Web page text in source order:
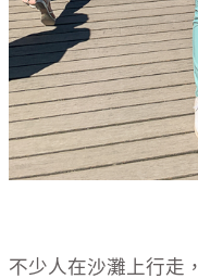
不少人在沙灘上行走